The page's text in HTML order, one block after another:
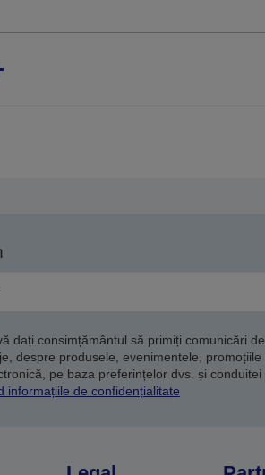
dați consimțământul să primiți comunicări
despre produsele, evenimentele,
pe baza preferințelor dvs. și
informațiile de confidențialitate